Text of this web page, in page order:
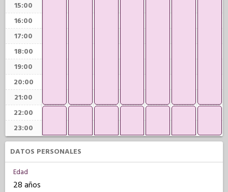
15:00
16:00
17:00
18:00
19:00
20:00
21:00
22:00
23:00
DATOS PERSONALES
Edad
28 años